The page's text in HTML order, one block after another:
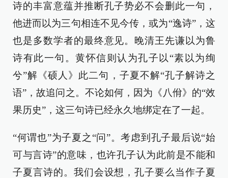
诗的丰富意蕴并推断孔子势必不会删此一句，
他进而以为三句相连不见今传，或为“逸诗”，这
也是多数学者的最终意见。晚清王先谦以为鲁
诗有此一句。黄怀信则认为孔子以“素以为绚
兮”解《硕人》此二句，子夏不解“孔子解诗之
语”，故追问之。不论如何，因为《八佾》的“效
果历史”，这三句诗已经永久地绑定在了一起。
“何谓也”为子夏之“问”。考虑到孔子最后说“始
可与言诗”的意味，也许孔子认为此前是不能和
子夏言诗的。我们会设想，孔子要么当作子夏